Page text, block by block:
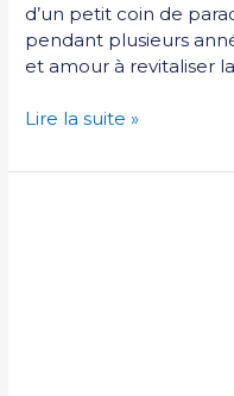
d’un petit coin de
pendant plusieurs
et amour à revitaliser
Lire la suite »